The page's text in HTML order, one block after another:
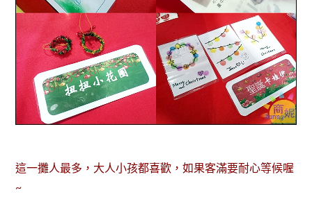
這一攤人最多，大人小孩都喜歡，如果客滿要耐心等候喔
~